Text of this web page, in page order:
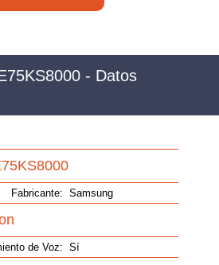
- Datos
Fabricante: Samsung
de Voz: Sí